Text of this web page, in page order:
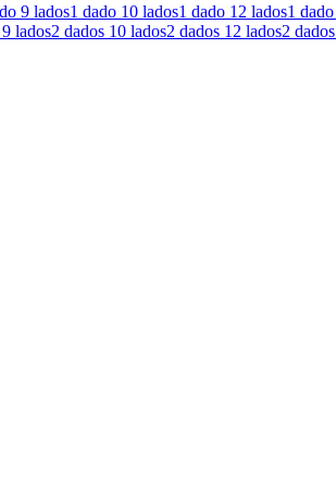
9 lados1 dado 10 lados1 dado 12 lados1 dado
9 lados2 dados 10 lados2 dados 12 lados2 dados